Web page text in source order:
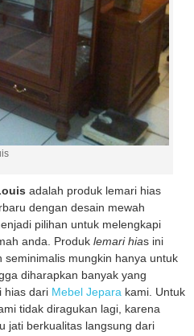
adalah produk lemari hias
dengan desain mewah
pilihan untuk melengkapi
anda. Produk lemari hias ini
mungkin hanya untuk
diharapkan banyak yang
hias dari Mebel Jepara kami. Untuk
tidak diragukan lagi, karena
jati berkualitas langsung dari